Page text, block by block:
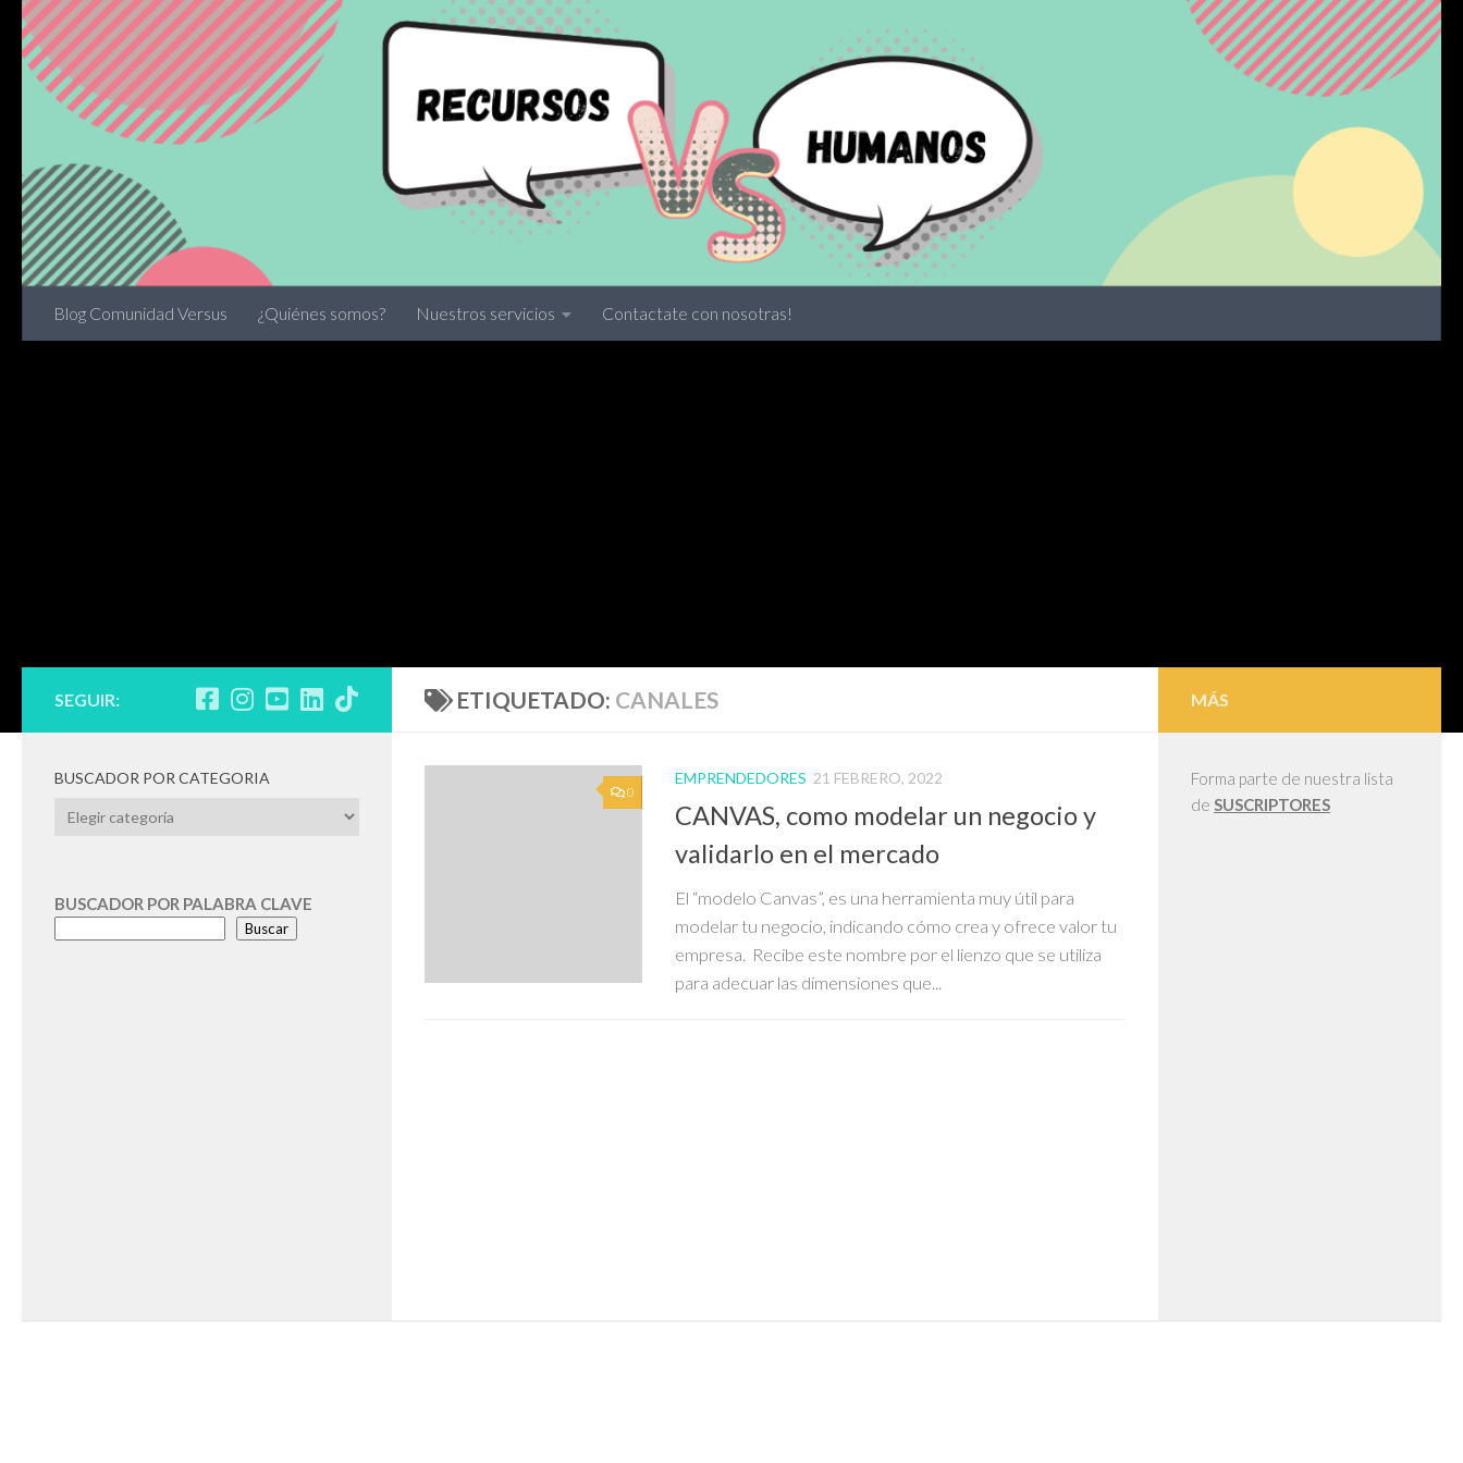
Skip to content
Blog Comunidad Versus ¿Quiénes somos? Nuestros servicios Contactate con nosotras!
ETIQUETADO: CANALES
0
EMPRENDEDORES 21 FEBRERO, 2022
CANVAS, como modelar un negocio y
validarlo en el mercado
El “modelo Canvas”, es una herramienta muy útil para
modelar tu negocio, indicando cómo crea y ofrece valor tu
empresa. Recibe este nombre por el lienzo que se utiliza
para adecuar las dimensiones que...
SEGUIR:
BUSCADOR POR CATEGORIA
BUSCADOR
BUSCADOR POR PALABRA CLAVE
Buscar
MÁS
Forma parte de nuestra lista
de SUSCRIPTORES